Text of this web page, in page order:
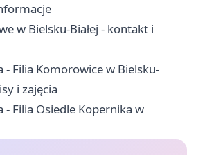
w Bielsku-Białej - kontakt i
- Filia Komorowice w Bielsku-
i zajęcia
- Filia Osiedle Kopernika w